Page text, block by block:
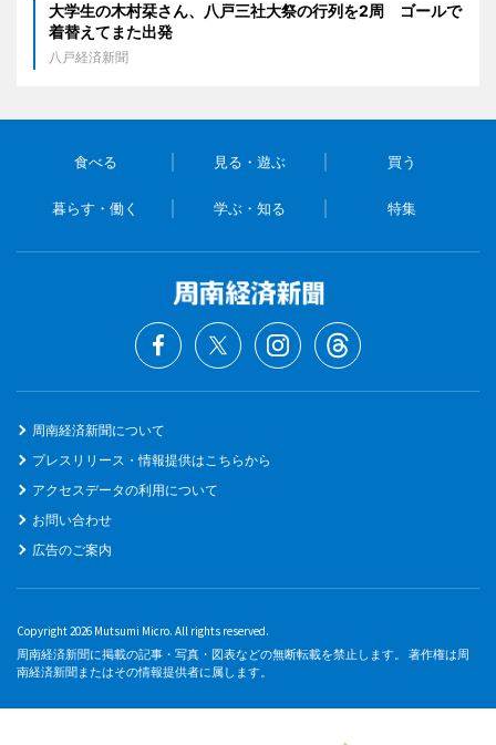
大学生の木村栞さん、八戸三社大祭の行列を2周 ゴールで
着替えてまた出発
八戸経済新聞
食べる 見る・遊ぶ 買う
暮らす・働く 学ぶ・知る 特集
周南経済新聞について
プレスリリース・情報提供はこちらから
アクセスデータの利用について
お問い合わせ
広告のご案内
Copyright 2026 Mutsumi Micro. All rights reserved.
周南経済新聞に掲載の記事・写真・図表などの無断転載を禁止します。 著作権は周
南経済新聞またはその情報提供者に属します。